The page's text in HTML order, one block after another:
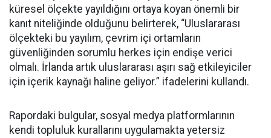
küresel ölçekte yayıldığını ortaya koyan önemli bir
kanıt niteliğinde olduğunu belirterek, “Uluslararası
ölçekteki bu yayılım, çevrim içi ortamların
güvenliğinden sorumlu herkes için endişe verici
olmalı. İrlanda artık uluslararası aşırı sağ etkileyiciler
için içerik kaynağı haline geliyor.” ifadelerini kullandı.
Rapordaki bulgular, sosyal medya platformlarının
kendi topluluk kurallarını uygulamakta yetersiz